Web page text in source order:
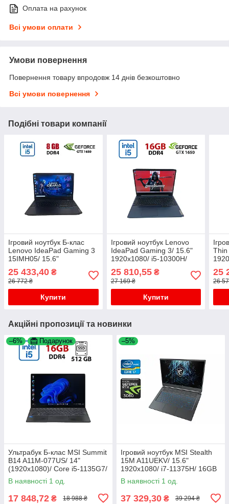
Оплата на рахунок
Всі умови оплати
Умови повернення
Повернення товару впродовж 14 днів безкоштовно
Всі умови повернення
Подібні товари компанії
Ігровий ноутбук Б-клас
Lenovo IdeaPad Gaming 3
15IMH05/ 15.6"
8GB RAM/ 256GB SSD/
GTX 1650 4GB
25 433,40 ₴
26 772 ₴
Купити
Ігровий ноутбук Lenovo
IdeaPad Gaming 3/ 15.6"
1920x1080/ i5-10300H/
GTX 1650 4GB
25 810,55₴
27 169 ₴
Купити
Thin
25
26
Акційні пропозиції та новинки
–6% Подарунок
Ультрабук Б-клас MSI Summit
B14 A11M-077US/ 14"
(1920x1080)/ Core i5-1135G7/
16 GB RAM/ 512 GB SSD/ Iris
Xe
В наявності 1 од.
17 848,72 ₴ 18 988 ₴
–5%
Ігровий ноутбук MSI Stealth
15M A11UEKV/ 15.6"
1920x1080/ i7-11375H/ 16GB
RAM/ 512GB SSD/ RTX 3060
6GB
В наявності 1 од.
37 329,30 ₴ 39 294 ₴